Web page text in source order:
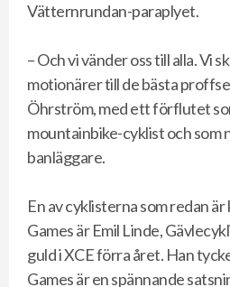
Vätternrundan-paraplyet.
– Och vi vänder oss till alla. Vi
motionärer till de bästa
Öhrström, med ett förflutet
mountainbike-cyklist och som
banläggare.
En av cyklisterna som redan
Games är Emil Linde,
guld i XCE förra året. Han
Games är en spännande